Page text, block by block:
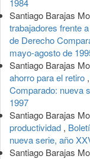
1984
Santiago Barajas
trabajadores frente
de Derecho
mayo-agosto de
Santiago Barajas
ahorro para el retiro ,
Comparado: nueva
1997
Santiago Barajas
productividad ,
nueva serie, año
Santiago Barajas